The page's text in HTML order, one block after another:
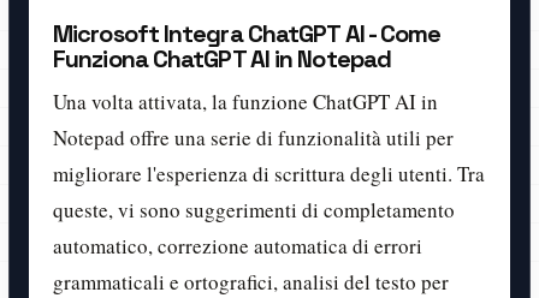
Microsoft Integra ChatGPT AI - Come
Funziona ChatGPT AI in Notepad
Una volta attivata, la funzione ChatGPT AI in
Notepad offre una serie di funzionalità utili per
migliorare l'esperienza di scrittura degli utenti. Tra
queste, vi sono suggerimenti di completamento
automatico, correzione automatica di errori
grammaticali e ortografici, analisi del testo per